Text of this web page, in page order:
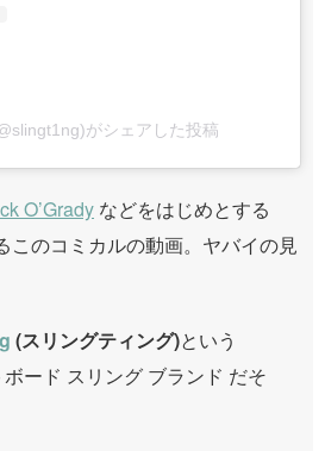
がシェアした投稿
O’Grady などをはじめとする
このコミカルの動画。ヤバイの見
(スリングティング)という
ード スリング ブランド だそ